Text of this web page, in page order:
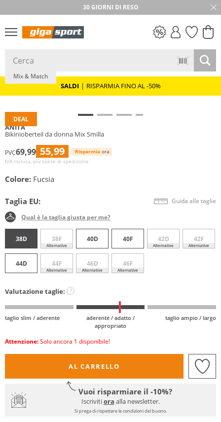
30 GIORNI DI RESO
SALDI
SALDI | RISPARMIA FINO AL -50%
DEAL
Taglie grandi
Mix & Match
ANITA
Bikinioberteil da donna Mix Smilla
PVC69,99 55,99 Risparmia ora
IVA inclusa, più spese di spedizione
Colore: Fucsia
Taglia EU: Guida alle taglie
Qual è la taglia giusta per me?
38D 38F
Alternative
40D 40F 42D
Alternative
42F
Alternative
44D 44F
Alternative
46D
Alternative
46F
Alternative
Valutazione taglie: ?
taglio slim / aderente
aderente / adatto /
appropriato
taglio ampio / largo
Attenzione: Solo ancora 1 disponibile!
AL CARRELLO
Vuoi risparmiare il -10%?
Iscrivitiora alla newsletter.
Si prega di rispettare le condizioni del buono.